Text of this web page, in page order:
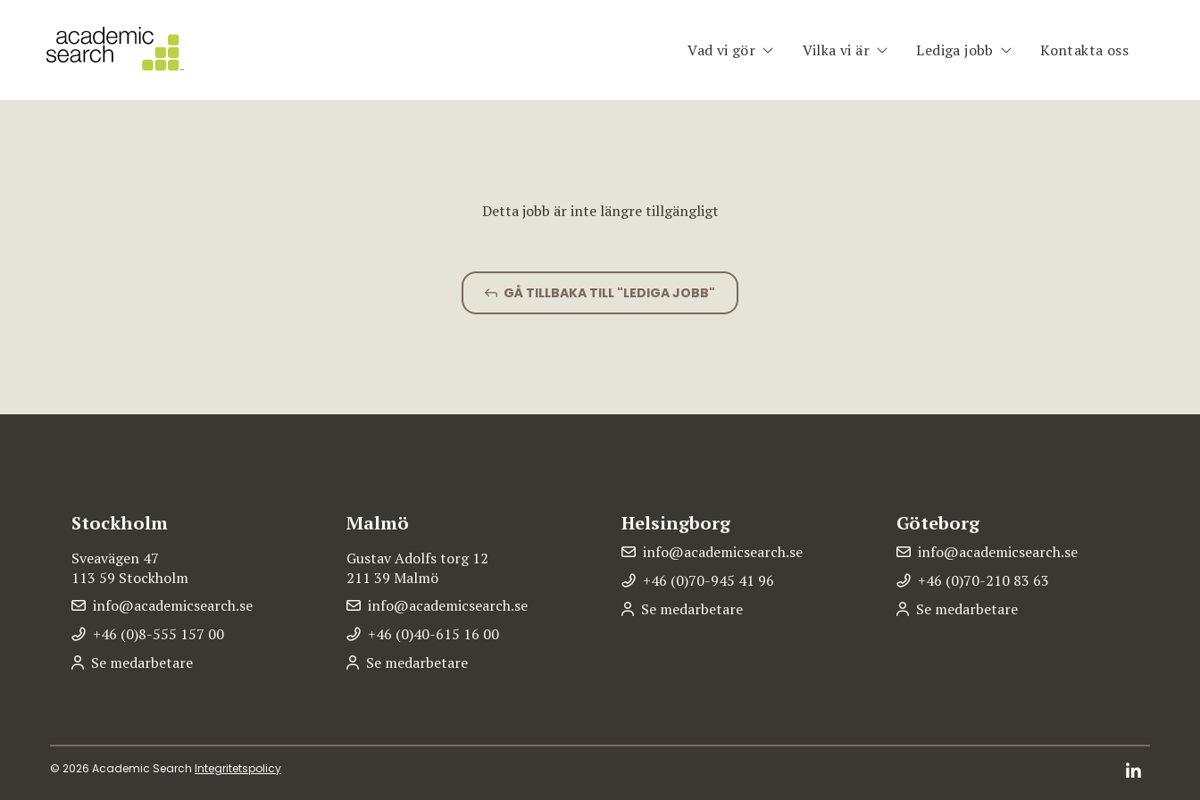
Vad vi gör
Team Assessment
Planet Consulting
Vilka vi är Lediga jobb Kontakta oss
Detta jobb är inte längre tillgängligt
GÅ TILLBAKA TILL "LEDIGA JOBB"
Stockholm
Sveavägen 47
113 59 Stockholm
info@academicsearch.se
+46 (0)8-555 157 00
Se medarbetare
Malmö
Gustav Adolfs torg 12
211 39 Malmö
info@academicsearch.se
+46 (0)40-615 16 00
Se medarbetare
Helsingborg
info@academicsearch.se
+46 (0)70-945 41 96
Se medarbetare
Göteborg
info@academicsearch.se
+46 (0)70-210 83 63
Se medarbetare
© 2026 Academic Search Integritetspolicy